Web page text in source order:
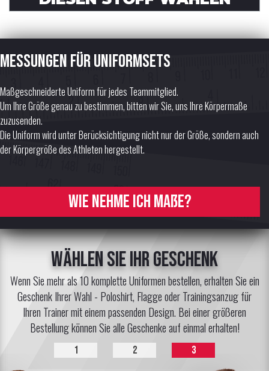
Messungen für Uniformsets
Maßgeschneiderte Uniform für jedes Teammitglied.
Um Ihre Größe genau zu bestimmen, bitten wir Sie, uns Ihre Körpermaße
zuzusenden.
Die Uniform wird unter Berücksichtigung nicht nur der Größe, sondern auch
der Körpergröße des Athleten hergestellt.
Wie nehme ich Maße?
Wählen Sie Ihr Geschenk
Wenn Sie mehr als 10 komplette Uniformen bestellen, erhalten Sie ein
Geschenk Ihrer Wahl - Poloshirt, Flagge oder Trainingsanzug für
Ihren Trainer mit einem passenden Design. Bei einer größeren
Bestellung können Sie alle Geschenke auf einmal erhalten!
1 2 3